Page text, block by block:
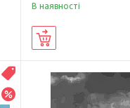
В наявності
Распродажа